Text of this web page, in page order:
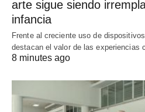
arte sigue siendo
infancia
Frente al creciente uso de
destacan el valor de las experiencias
8 minutes ago